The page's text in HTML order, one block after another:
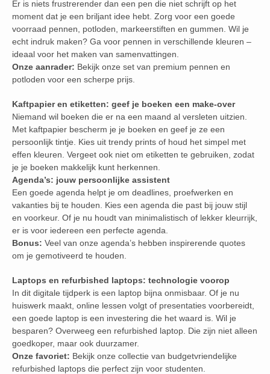
Er is niets frustrerender dan een pen die niet schrijft op het
moment dat je een briljant idee hebt. Zorg voor een goede
voorraad pennen, potloden, markeerstiften en gummen. Wil je
echt indruk maken? Ga voor pennen in verschillende kleuren –
ideaal voor het maken van samenvattingen.
Onze aanrader: Bekijk onze set van premium pennen en
potloden voor een scherpe prijs.
Kaftpapier en etiketten: geef je boeken een make-over
Niemand wil boeken die er na een maand al versleten uitzien.
Met kaftpapier bescherm je je boeken en geef je ze een
persoonlijk tintje. Kies uit trendy prints of houd het simpel met
effen kleuren. Vergeet ook niet om etiketten te gebruiken, zodat
je je boeken makkelijk kunt herkennen.
Agenda’s: jouw persoonlijke assistent
Een goede agenda helpt je om deadlines, proefwerken en
vakanties bij te houden. Kies een agenda die past bij jouw stijl
en voorkeur. Of je nu houdt van minimalistisch of lekker kleurrijk,
er is voor iedereen een perfecte agenda.
Bonus: Veel van onze agenda’s hebben inspirerende quotes
om je gemotiveerd te houden.
Laptops en refurbished laptops: technologie voorop
In dit digitale tijdperk is een laptop bijna onmisbaar. Of je nu
huiswerk maakt, online lessen volgt of presentaties voorbereidt,
een goede laptop is een investering die het waard is. Wil je
besparen? Overweeg een refurbished laptop. Die zijn niet alleen
goedkoper, maar ook duurzamer.
Onze favoriet: Bekijk onze collectie van budgetvriendelijke
refurbished laptops die perfect zijn voor studenten.